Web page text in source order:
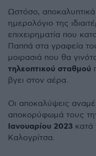
Ωστόσο, αποκαλυπτικά
ημερολόγιο της
επιχειρηματία που
Παππά στα γραφεία
μοιρασιά που θα
τηλεοπτικού σταθμού
βγει στον αέρα.
Οι αποκαλύψεις
αποκορύφωμά τους
Ιανουαρίου 2023 κατά
Καλογρίτσα.